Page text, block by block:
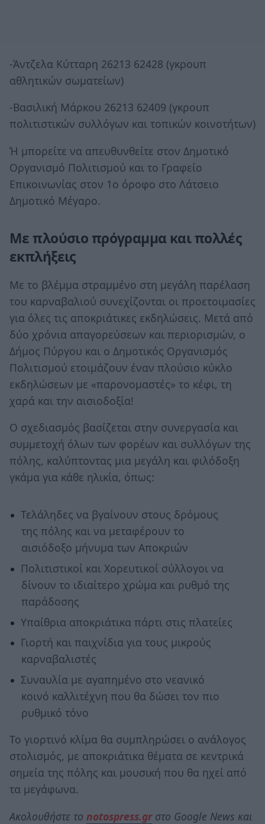
-Άντζελα Κύτταρη 26213 62428 (γκρουπ
αθλητικών σωματείων)
-Βασιλική Μάρκου 26213 62409 (γκρουπ
πολιτιστικών συλλόγων και τοπικών κοινοτήτων)
Ή μπορείτε να απευθυνθείτε στον Δημοτικό
Οργανισμό Πολιτισμού και το Γραφείο
Επικοινωνίας στον 1ο όροφο στο Λάτσειο
Δημοτικό Μέγαρο.
Με πλούσιο πρόγραμμα και πολλές
εκπλήξεις
Με το βλέμμα στραμμένο στη μεγάλη παρέλαση
του καρναβαλιού συνεχίζονται οι προετοιμασίες
για όλες τις αποκριάτικες εκδηλώσεις. Μετά από
δύο χρόνια απαγορεύσεων και περιορισμών, ο
Δήμος Πύργου και ο Δημοτικός Οργανισμός
Πολιτισμού ετοιμάζουν έναν πλούσιο κύκλο
εκδηλώσεων με «παρονομαστές» το κέφι, τη
χαρά και την αισιοδοξία!
Ο σχεδιασμός βασίζεται στην συνεργασία και
συμμετοχή όλων των φορέων και συλλόγων της
πόλης, καλύπτοντας μια μεγάλη και φιλόδοξη
γκάμα για κάθε ηλικία, όπως:
Τελάληδες να βγαίνουν στους δρόμους
της πόλης και να μεταφέρουν το
αισιόδοξο μήνυμα των Αποκριών
Πολιτιστικοί και Χορευτικοί σύλλογοι να
δίνουν το ιδιαίτερο χρώμα και ρυθμό της
παράδοσης
Υπαίθρια αποκριάτικα πάρτι στις πλατείες
Γιορτή και παιχνίδια για τους μικρούς
καρναβαλιστές
Συναυλία με αγαπημένο στο νεανικό
κοινό καλλιτέχνη που θα δώσει τον πιο
ρυθμικό τόνο
Το γιορτινό κλίμα θα συμπληρώσει ο ανάλογος
στολισμός, με αποκριάτικα θέματα σε κεντρικά
σημεία της πόλης και μουσική που θα ηχεί από
τα μεγάφωνα.
Ακολουθήστε το notospress.grστο Google News και